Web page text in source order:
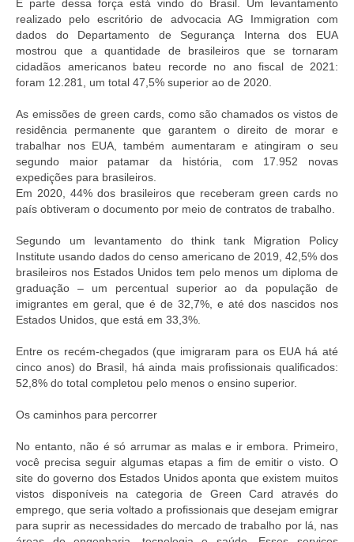
E parte dessa força está vindo do Brasil. Um levantamento
realizado pelo escritório de advocacia AG Immigration com
dados do Departamento de Segurança Interna dos EUA
mostrou que a quantidade de brasileiros que se tornaram
cidadãos americanos bateu recorde no ano fiscal de 2021:
foram 12.281, um total 47,5% superior ao de 2020.
As emissões de green cards, como são chamados os vistos de
residência permanente que garantem o direito de morar e
trabalhar nos EUA, também aumentaram e atingiram o seu
segundo maior patamar da história, com 17.952 novas
expedições para brasileiros.
Em 2020, 44% dos brasileiros que receberam green cards no
país obtiveram o documento por meio de contratos de trabalho.
Segundo um levantamento do think tank Migration Policy
Institute usando dados do censo americano de 2019, 42,5% dos
brasileiros nos Estados Unidos tem pelo menos um diploma de
graduação – um percentual superior ao da população de
imigrantes em geral, que é de 32,7%, e até dos nascidos nos
Estados Unidos, que está em 33,3%.
Entre os recém-chegados (que imigraram para os EUA há até
cinco anos) do Brasil, há ainda mais profissionais qualificados:
52,8% do total completou pelo menos o ensino superior.
Os caminhos para percorrer
No entanto, não é só arrumar as malas e ir embora. Primeiro,
você precisa seguir algumas etapas a fim de emitir o visto. O
site do governo dos Estados Unidos aponta que existem muitos
vistos disponíveis na categoria de Green Card através do
emprego, que seria voltado a profissionais que desejam emigrar
para suprir as necessidades do mercado de trabalho por lá, nas